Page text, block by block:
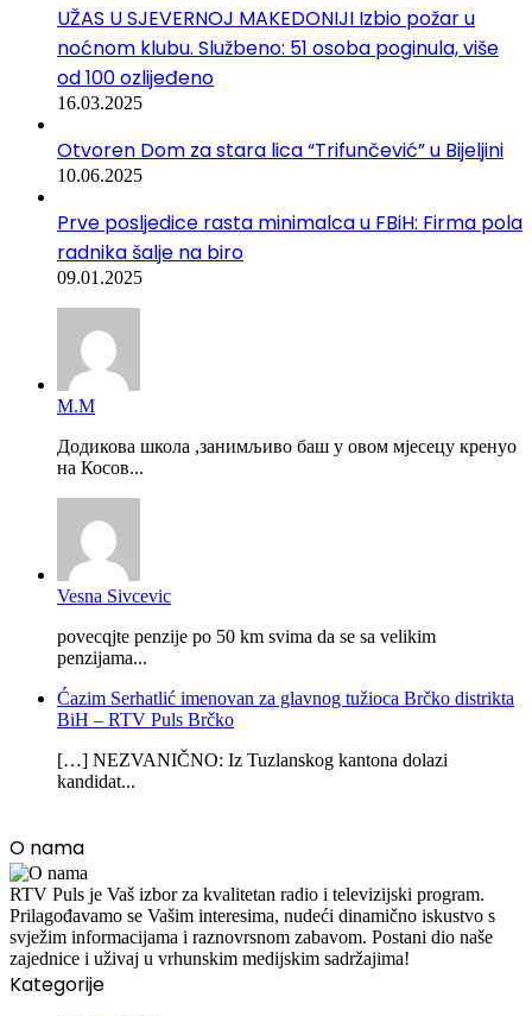
UŽAS U SJEVERNOJ MAKEDONIJI Izbio požar u
noćnom klubu. Službeno: 51 osoba poginula, više
od 100 ozlijeđeno
16.03.2025
Otvoren Dom za stara lica “Trifunčević” u Bijeljini
10.06.2025
Prve posljedice rasta minimalca u FBiH: Firma pola
radnika šalje na biro
09.01.2025
М.М
Додикова школа ,занимљиво баш у овом мјесецу кренуо
на Косов...
Vesna Sivcevic
povecqjte penzije po 50 km svima da se sa velikim
penzijama...
Ćazim Serhatlić imenovan za glavnog tužioca Brčko distrikta
BiH – RTV Puls Brčko
[…] NEZVANIČNO: Iz Tuzlanskog kantona dolazi
kandidat...
O nama
RTV Puls je Vaš izbor za kvalitetan radio i televizijski program.
Prilagođavamo se Vašim interesima, nudeći dinamično iskustvo s
svježim informacijama i raznovrsnom zabavom. Postani dio naše
zajednice i uživaj u vrhunskim medijskim sadržajima!
Kategorije